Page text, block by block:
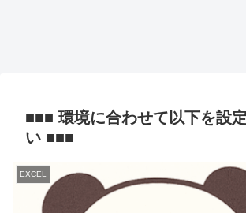
■■■ 環境に合わせて以下を設
い ■■■
EXCEL